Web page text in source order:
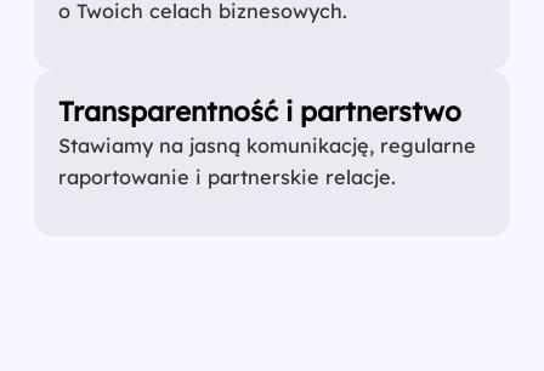
o Twoich celach biznesowych.
Transparentność i partnerstwo
Stawiamy na jasną komunikację, regularne
raportowanie i partnerskie relacje.